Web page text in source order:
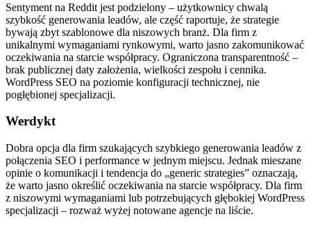
Sentyment na Reddit jest podzielony – użytkownicy chwalą
szybkość generowania leadów, ale część raportuje, że strategie
bywają zbyt szablonowe dla niszowych branż. Dla firm z
unikalnymi wymaganiami rynkowymi, warto jasno zakomunikować
oczekiwania na starcie współpracy. Ograniczona transparentność –
brak publicznej daty założenia, wielkości zespołu i cennika.
WordPress SEO na poziomie konfiguracji technicznej, nie
pogłębionej specjalizacji.
Werdykt
Dobra opcja dla firm szukających szybkiego generowania leadów z
połączenia SEO i performance w jednym miejscu. Jednak mieszane
opinie o komunikacji i tendencja do „generic strategies” oznaczają,
że warto jasno określić oczekiwania na starcie współpracy. Dla firm
z niszowymi wymaganiami lub potrzebujących głębokiej WordPress
specjalizacji – rozważ wyżej notowane agencje na liście.